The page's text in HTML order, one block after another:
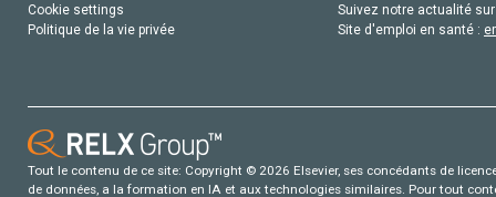
Cookie settings
Politique de la vie privée
Suivez notre actualité
Site d'emploi en santé :
Tout le contenu de ce site: Copyright © 2026 Elsevier, ses concédants de
de données, a la formation en IA et aux technologies similaires. Pour tout